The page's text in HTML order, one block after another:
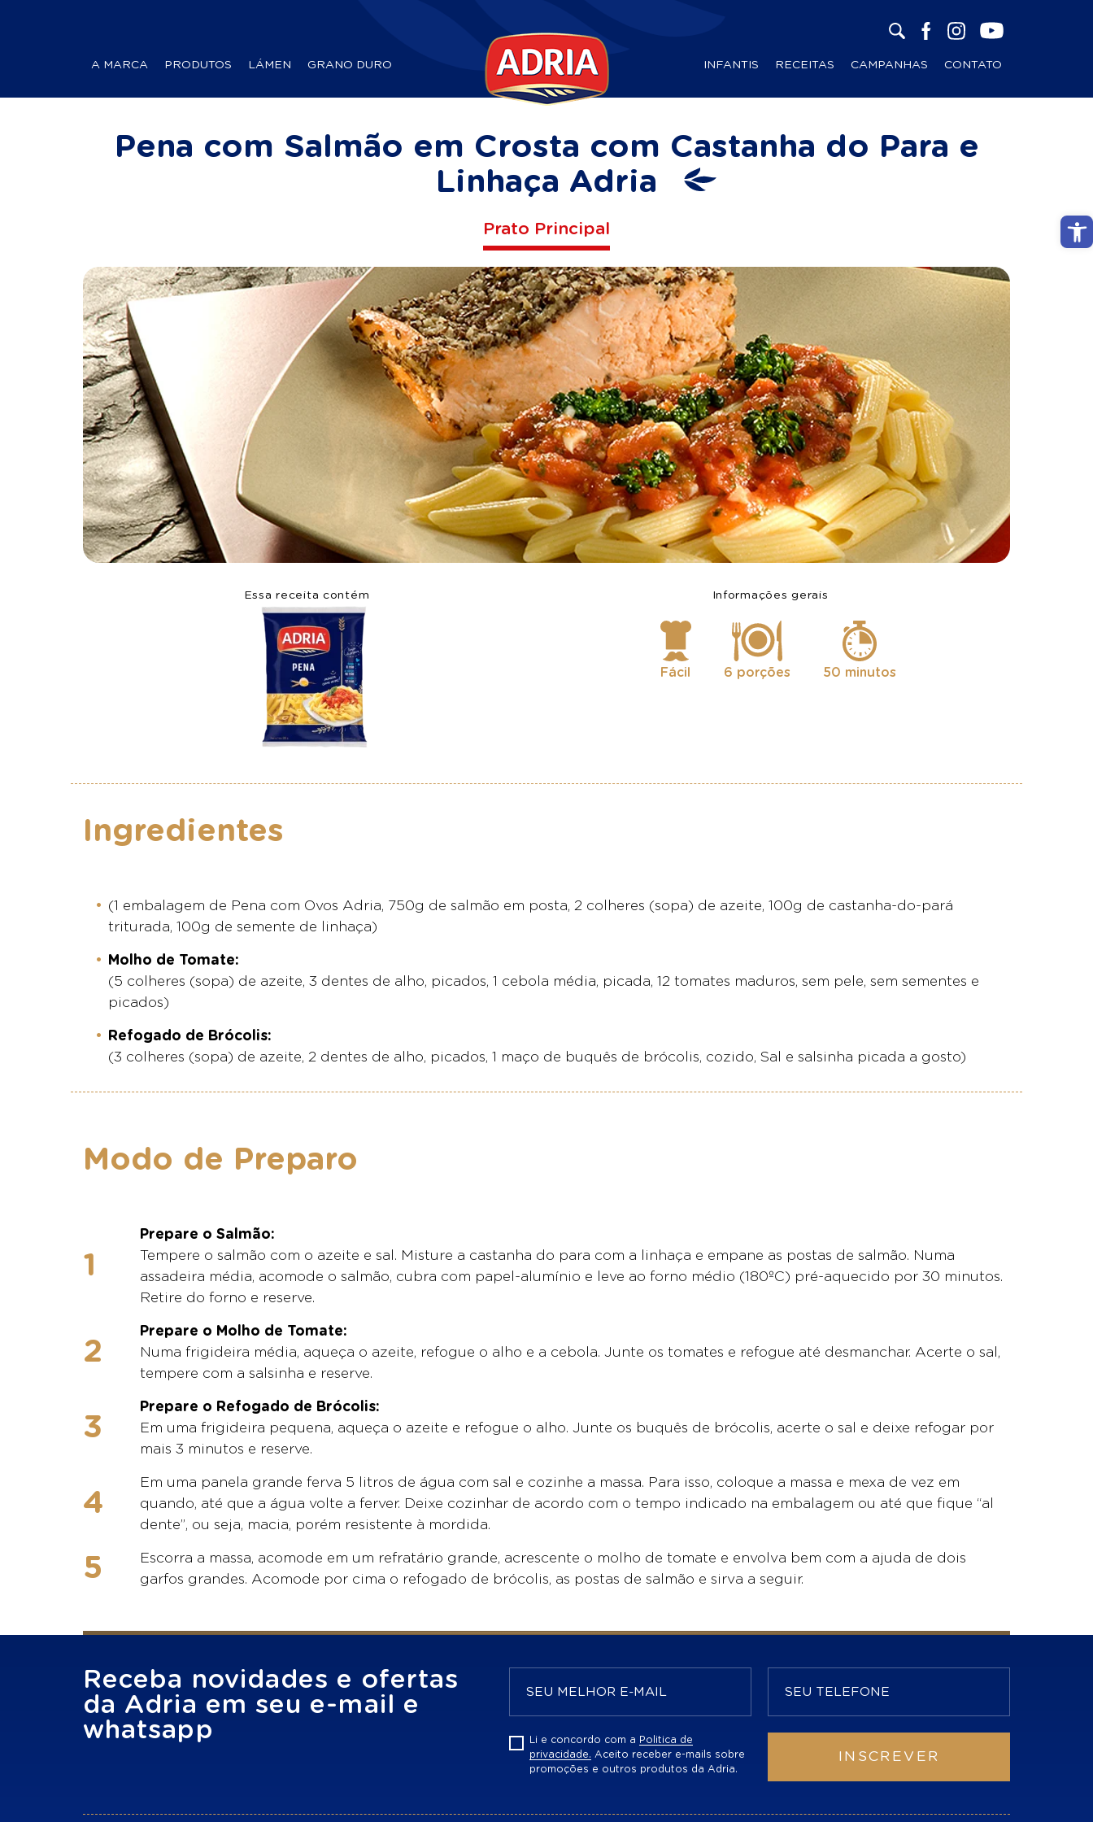
A MARCA PRODUTOS LÁMEN GRANO DURO INFANTIS RECEITAS CAMPANHAS CONTATO
Pena com Salmão em Crosta com Castanha do Para e
Linhaça Adria
Prato Principal
Essa receita contém Informações gerais
Fácil 6 porções 50 minutos
Ingredientes
(1 embalagem de Pena com Ovos Adria, 750g de salmão em posta, 2 colheres (sopa) de azeite, 100g de castanha-do-pará
triturada, 100g de semente de linhaça)
Molho de Tomate:
(5 colheres (sopa) de azeite, 3 dentes de alho, picados, 1 cebola média, picada, 12 tomates maduros, sem pele, sem sementes e
picados)
Refogado de Brócolis:
(3 colheres (sopa) de azeite, 2 dentes de alho, picados, 1 maço de buquês de brócolis, cozido, Sal e salsinha picada a gosto)
Modo de Preparo
Prepare o Salmão:
Tempere o salmão com o azeite e sal. Misture a castanha do para com a linhaça e empane as postas de salmão. Numa
assadeira média, acomode o salmão, cubra com papel-alumínio e leve ao forno médio (180ºC) pré-aquecido por 30 minutos.
Retire do forno e reserve.
Prepare o Molho de Tomate:
Numa frigideira média, aqueça o azeite, refogue o alho e a cebola. Junte os tomates e refogue até desmanchar. Acerte o sal,
tempere com a salsinha e reserve.
Prepare o Refogado de Brócolis:
Em uma frigideira pequena, aqueça o azeite e refogue o alho. Junte os buquês de brócolis, acerte o sal e deixe refogar por
mais 3 minutos e reserve.
Em uma panela grande ferva 5 litros de água com sal e cozinhe a massa. Para isso, coloque a massa e mexa de vez em
quando, até que a água volte a ferver. Deixe cozinhar de acordo com o tempo indicado na embalagem ou até que fique “al
dente”, ou seja, macia, porém resistente à mordida.
Escorra a massa, acomode em um refratário grande, acrescente o molho de tomate e envolva bem com a ajuda de dois
garfos grandes. Acomode por cima o refogado de brócolis, as postas de salmão e sirva a seguir.
Receba novidades e ofertas
da Adria em seu e-mail e
whatsapp
Li e concordo com a Politica de
privacidade. Aceito receber e-mails sobre
promoções e outros produtos da Adria.
INSCREVER